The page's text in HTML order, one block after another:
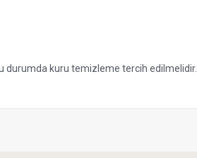
durumda kuru temizleme tercih edilmelidir.